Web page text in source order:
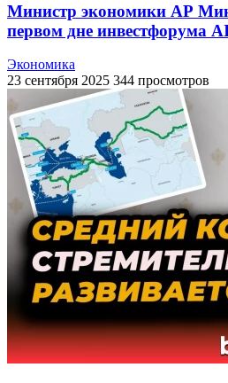
Министр экономики АР
первом дне инвестфорума
Экономика
23 сентября 2025 344 просмотров